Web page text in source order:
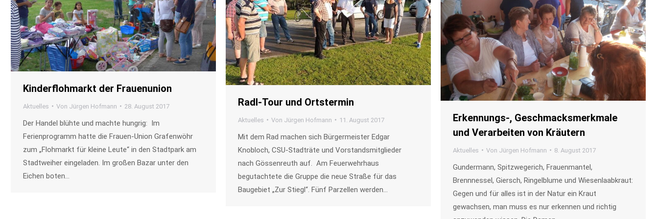
Kinderflohmarkt der Frauenunion
Aktuelles Von Jürgen Hofmann 28. August 2017
Der Handel blühte und machte hungrig: Im
Ferienprogramm hatte die Frauen-Union Grafenwöhr
zum „Flohmarkt für kleine Leute“ in den Stadtpark am
Stadtweiher eingeladen. Im großen Bazar unter den
Eichen boten…
Radl-Tour und Ortstermin
Aktuelles Von Jürgen Hofmann 11. August 2017
Mit dem Rad machen sich Bürgermeister Edgar
Knobloch, CSU-Stadträte und Vorstandsmitglieder
nach Gössenreuth auf. Am Feuerwehrhaus
begutachtete die Gruppe die neue Straße für das
Baugebiet „Zur Stiegl“. Fünf Parzellen werden…
Erkennungs-, Geschmacksmerkmale
und Verarbeiten von Kräutern
Aktuelles Von Jürgen Hofmann 8. August 2017
Gundermann, Spitzwegerich, Frauenmantel,
Brennnessel, Giersch, Ringelblume und Wiesenlaabkraut:
Gegen und für alles ist in der Natur ein Kraut
gewachsen, man muss es nur erkennen und richtig